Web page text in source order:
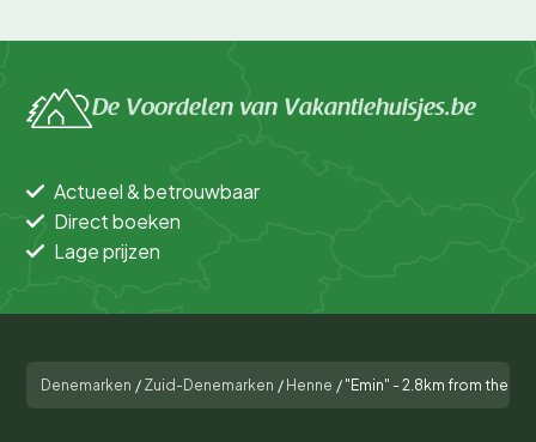
De Voordelen van Vakantiehuisjes.be
Actueel & betrouwbaar
Direct boeken
Lage prijzen
Denemarken / Zuid-Denemarken / Henne / "Emin" - 2.8km from the sea